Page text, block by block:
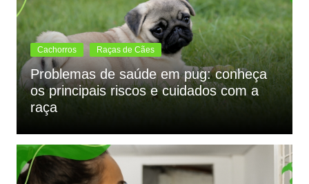
Cachorros Raças de Cães
Problemas de saúde em pug: conheça
os principais riscos e cuidados com a
raça